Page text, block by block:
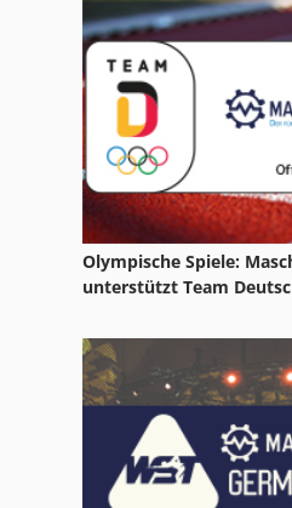
Olympische Spiele:
unterstützt Team